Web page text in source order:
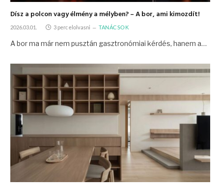
Dísz a polcon vagy élmény a mélyben? – A bor, ami kimozdít!
2026.03.01. 3 perc elolvasni TANÁCSOK
A bor ma már nem pusztán gasztronómiai kérdés, hanem a…